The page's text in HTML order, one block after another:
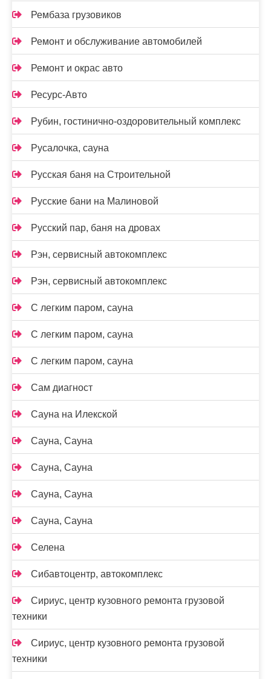
Рембаза грузовиков
Ремонт и обслуживание автомобилей
Ремонт и окрас авто
Ресурс-Авто
Рубин, гостинично-оздоровительный комплекс
Русалочка, сауна
Русская баня на Строительной
Русские бани на Малиновой
Русский пар, баня на дровах
Рэн, сервисный автокомплекс
Рэн, сервисный автокомплекс
С легким паром, сауна
С легким паром, сауна
С легким паром, сауна
Сам диагност
Сауна на Илекской
Сауна, Сауна
Сауна, Сауна
Сауна, Сауна
Сауна, Сауна
Селена
Сибавтоцентр, автокомплекс
Сириус, центр кузовного ремонта грузовой
техники
Сириус, центр кузовного ремонта грузовой
техники